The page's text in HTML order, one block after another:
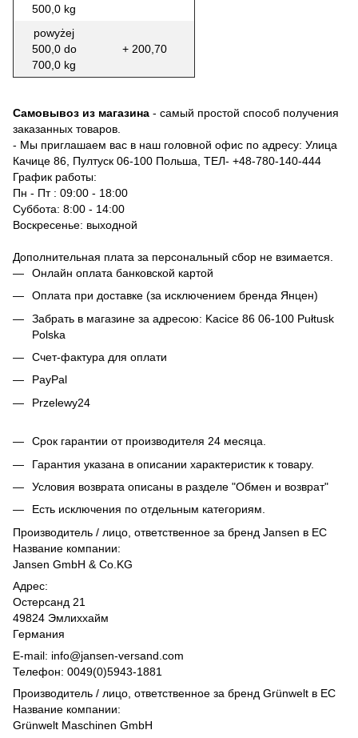
500,0 kg
powyżej
500,0 do
700,0 kg
+ 200,70
Самовывоз из магазина - самый простой способ получения
заказанных товаров.
- Мы приглашаем вас в наш головной офис по адресу: Улица
Качице 86, Пултуск 06-100 Польша, ТЕЛ- +48-780-140-444
График работы:
Пн - Пт : 09:00 - 18:00
Суббота: 8:00 - 14:00
Воскресенье: выходной
Дополнительная плата за персональный сбор не взимается.
Онлайн оплата банковской картой
Оплата при доставке (за исключением бренда Янцен)
Забрать в магазине за адресою: Kacice 86 06-100 Pułtusk
Polska
Счет-фактура для оплати
PayPal
Przelewy24
Срок гарантии от производителя 24 месяца.
Гарантия указана в описании характеристик к товару.
Условия возврата описаны в разделе "Обмен и возврат"
Есть исключения по отдельным категориям.
Производитель / лицо, ответственное за бренд Jansen в ЕС
Название компании:
Jansen GmbH & Co.KG
Адрес:
Остерсанд 21
49824 Эмлиххайм
Германия
E-mail: info@jansen-versand.com
Телефон: 0049(0)5943-1881
Производитель / лицо, ответственное за бренд Grünwelt в ЕС
Название компании:
Grünwelt Maschinen GmbH